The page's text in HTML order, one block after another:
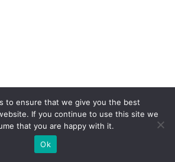
to ensure that we give you the best
If you continue to use this site we
that you are happy with it.
Ok